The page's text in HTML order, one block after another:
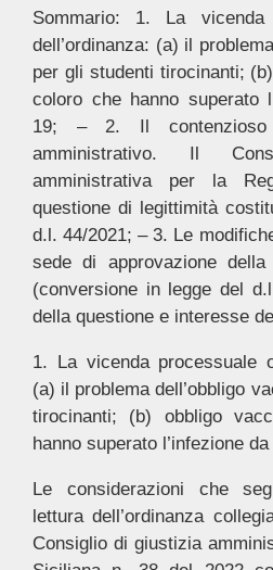
Sommario: 1. La vicenda
dell’ordinanza: (a) il
per gli studenti tirocinanti;
coloro che hanno superato
19; – 2. Il contenzioso
amministrativo. Il
amministrativa per la
questione di legittimità
d.l. 44/2021; – 3. Le
sede di approvazione
(conversione in legge del
della questione e interesse
1. La vicenda processuale
(a) il problema dell’obbligo
tirocinanti; (b) obbligo
hanno superato l’infezione
Le considerazioni che
lettura dell’ordinanza
Consiglio di giustizia